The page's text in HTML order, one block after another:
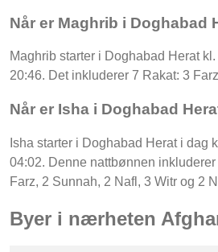
Når er Maghrib i Doghabad
Maghrib starter i Doghabad Herat
20:46. Det inkluderer 7 Rakat: 3
Når er Isha i Doghabad
Isha starter i Doghabad Herat i dag
04:02. Denne nattbønnen
Farz, 2 Sunnah, 2 Nafl, 3 Witr og 2
Byer i nærheten